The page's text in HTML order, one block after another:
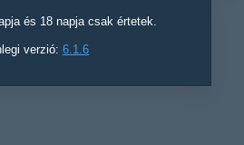
és 18 napja csak értetek.
verzió: 6.1.6